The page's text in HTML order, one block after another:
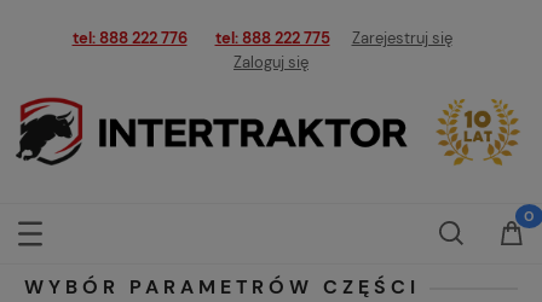
tel: 888 222 776 tel: 888 222 775
Zarejestruj się
Zaloguj się
WYBÓR PARAMETRÓW CZĘŚCI